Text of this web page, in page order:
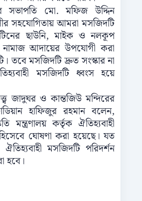
সভাপতি মো. মফিজ উদ্দিন
সহযোগিতায় আমরা মসজিদটি
ছাউনি, মাইক ও নলকূপ
নামাজ আদায়ের উপযোগী করা
তবে মসজিদটি দ্রুত সংস্কার না
মসজিদটি ধ্বংস হয়ে
জাদুঘর ও কান্তজিউ মন্দিরের
হাফিজুর রহমান বলেন,
মন্ত্রণালয় কর্তৃক ঐতিহ্যবাহী
হিসেবে ঘোষণা করা হয়েছে। যত
মসজিদটি পরিদর্শন
হবে।